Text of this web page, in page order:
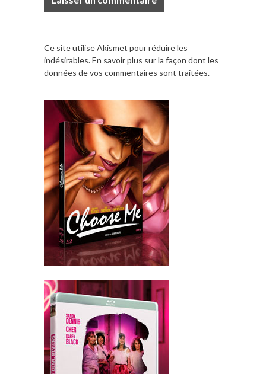
Ce site utilise Akismet pour réduire les
indésirables.En savoir plus sur la façon dont les
données de vos commentaires sont traitées.